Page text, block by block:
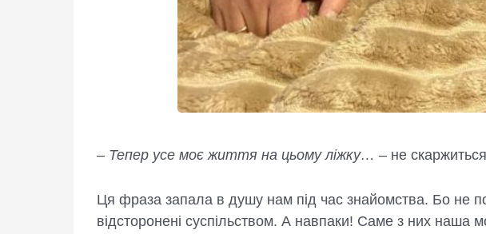
– Тепер усе моє життя на цьому ліжку… – не
Ця фраза запала в душу нам під час знайомства. Бо не
відсторонені суспільством. А навпаки! Саме з них наша